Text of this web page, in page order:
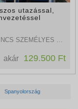
utazással,
ÜGYFÉLFOGADÁS)
akár 129.500 Ft
Spanyolország